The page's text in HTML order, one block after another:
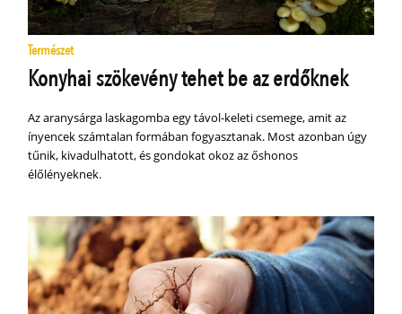
Természet
Konyhai szökevény tehet be az erdőknek
Az aranysárga laskagomba egy távol-keleti csemege, amit az
ínyencek számtalan formában fogyasztanak. Most azonban úgy
tűnik, kivadulhatott, és gondokat okoz az őshonos
élőlényeknek.